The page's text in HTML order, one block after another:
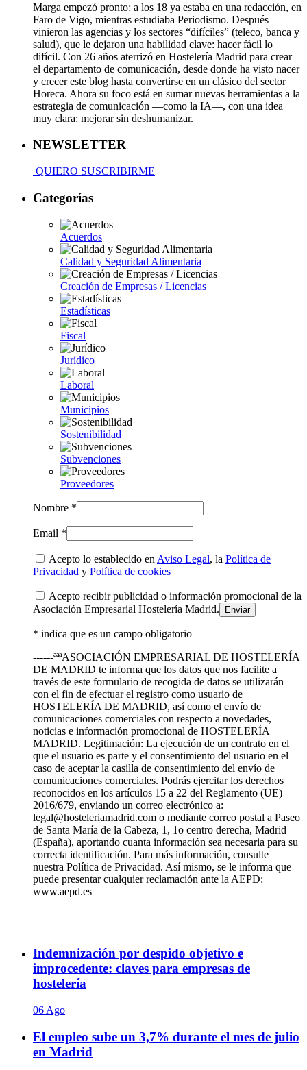
Marga empezó pronto: a los 18 ya estaba en una redacción, en
Faro de Vigo, mientras estudiaba Periodismo. Después
vinieron las agencias y los sectores “difíciles” (teleco, banca y
salud), que le dejaron una habilidad clave: hacer fácil lo
difícil. Con 26 años aterrizó en Hostelería Madrid para crear
el departamento de comunicación, desde donde ha visto nacer
y crecer este blog hasta convertirse en un clásico del sector
Horeca. Ahora su foco está en sumar nuevas herramientas a la
estrategia de comunicación —como la IA—, con una idea
muy clara: mejorar sin deshumanizar.
NEWSLETTER
QUIERO SUSCRIBIRME
Categorías
Acuerdos
Calidad y Seguridad Alimentaria
Creación de Empresas / Licencias
Estadísticas
Fiscal
Jurídico
Laboral
Municipios
Sostenibilidad
Subvenciones
Proveedores
Nombre *
Email *
Acepto lo establecido en Aviso Legal, la Política de
Privacidad y Política de cookies
Acepto recibir publicidad o información promocional de la
Asociación Empresarial Hostelería Madrid.
* indica que es un campo obligatorio
------ªªªASOCIACIÓN EMPRESARIAL DE HOSTELERÍA
DE MADRID te informa que los datos que nos facilite a
través de este formulario de recogida de datos se utilizarán
con el fin de efectuar el registro como usuario de
HOSTELERÍA DE MADRID, así como el envío de
comunicaciones comerciales con respecto a novedades,
noticias e información promocional de HOSTELERÍA
MADRID. Legitimación: La ejecución de un contrato en el
que el usuario es parte y el consentimiento del usuario en el
caso de aceptar la casilla de consentimiento del envío de
comunicaciones comerciales. Podrás ejercitar los derechos
reconocidos en los artículos 15 a 22 del Reglamento (UE)
2016/679, enviando un correo electrónico a:
legal@hosteleriamadrid.com o mediante correo postal a Paseo
de Santa María de la Cabeza, 1, 1o centro derecha, Madrid
(España), aportando cuanta información sea necesaria para su
correcta identificación. Para más información, consulte
nuestra Política de Privacidad. Así mismo, se le informa que
puede presentar cualquier reclamación ante la AEPD:
www.aepd.es
Indemnización por despido objetivo e
improcedente: claves para empresas de
hostelería
06 Ago
El empleo sube un 3,7% durante el mes de julio
en Madrid